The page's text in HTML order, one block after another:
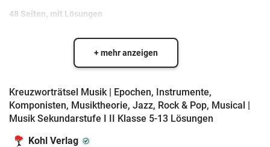
48 Seiten, mit Lösungen
+ mehr anzeigen
Kreuzworträtsel Musik | Epochen, Instrumente,
Komponisten, Musiktheorie, Jazz, Rock & Pop, Musical |
Musik Sekundarstufe I II Klasse 5-13 Lösungen
Kohl Verlag